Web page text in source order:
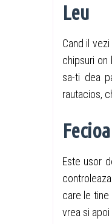
Leu
Cand il
chipsuri оn
sa-ti dea
rautacios,
Este usor
care le tine
vrea si